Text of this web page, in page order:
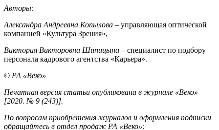
Авторы:
Александра Андреевна Копылова – управляющая оптической
компанией «Культура Зрения»,
Виктория Викторовна Шипицына – специалист по подбору
персонала кадрового агентства «Карьера».
© РА «Веко»
Печатная версия статьи опубликована в журнале «Веко»
[2020. № 9 (243)].
По вопросам приобретения журналов и оформления подписки
обращайтесь в отдел продаж РА «Веко»: